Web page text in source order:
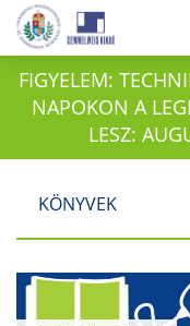
FIGYELEM:
NAPOKON A
LESZ:
KÖNYVEK